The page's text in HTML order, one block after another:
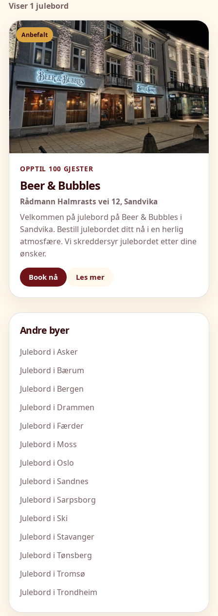
Viser 1 julebord
Anbefalt
OPPTIL 100 GJESTER
Beer & Bubbles
Rådmann Halmrasts vei 12, Sandvika
Velkommen på julebord på Beer & Bubbles i
Sandvika. Bestill julebordet ditt nå i en herlig
atmosfære. Vi skreddersyr julebordet etter dine
ønsker.
Book nå Les mer
Andre byer
Julebord i Asker
Julebord i Bærum
Julebord i Bergen
Julebord i Drammen
Julebord i Færder
Julebord i Moss
Julebord i Oslo
Julebord i Sandnes
Julebord i Sarpsborg
Julebord i Ski
Julebord i Stavanger
Julebord i Tønsberg
Julebord i Tromsø
Julebord i Trondheim